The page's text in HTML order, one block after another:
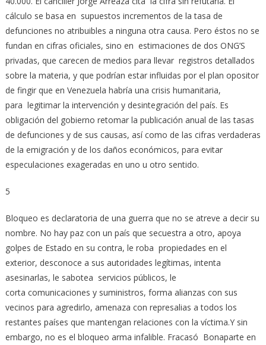
cálculo se basa en supuestos incrementos de la tasa de
defunciones no atribuibles a ninguna otra causa. Pero éstos no se
fundan en cifras oficiales, sino en estimaciones de dos ONG’S
privadas, que carecen de medios para llevar registros detallados
sobre la materia, y que podrían estar influidas por el plan opositor
de fingir que en Venezuela habría una crisis humanitaria,
para legitimar la intervención y desintegración del país. Es
obligación del gobierno retomar la publicación anual de las tasas
de defunciones y de sus causas, así como de las cifras verdaderas
de la emigración y de los daños económicos, para evitar
especulaciones exageradas en uno u otro sentido.
5
Bloqueo es declaratoria de una guerra que no se atreve a decir su
nombre. No hay paz con un país que secuestra a otro, apoya
golpes de Estado en su contra, le roba propiedades en el
exterior, desconoce a sus autoridades legítimas, intenta
asesinarlas, le sabotea servicios públicos, le
corta comunicaciones y suministros, forma alianzas con sus
vecinos para agredirlo, amenaza con represalias a todos los
restantes países que mantengan relaciones con la víctima.Y sin
embargo, no es el bloqueo arma infalible. Fracasó Bonaparte en